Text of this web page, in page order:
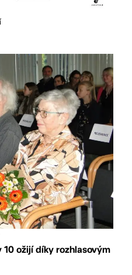
ožijí díky rozhlasovým